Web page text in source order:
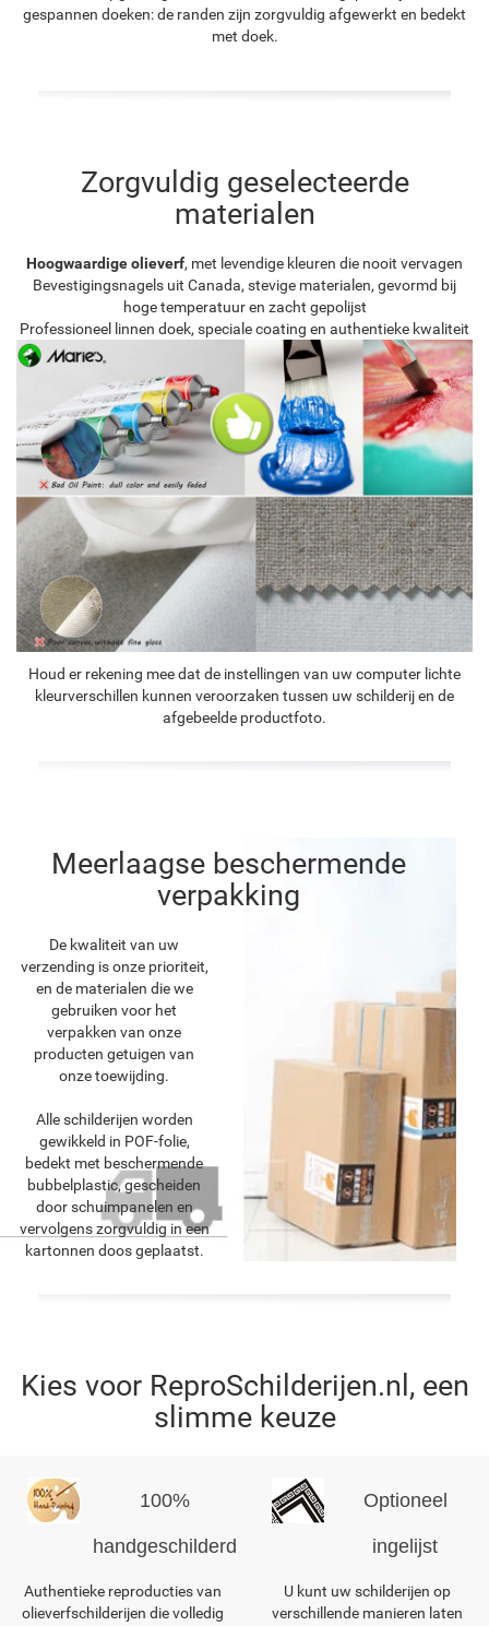
gespannen doeken: de randen zijn zorgvuldig afgewerkt en bedekt
met doek.
Zorgvuldig geselecteerde
materialen
Hoogwaardige olieverf, met levendige kleuren die nooit vervagen
Bevestigingsnagels uit Canada, stevige materialen, gevormd bij
hoge temperatuur en zacht gepolijst
Professioneel linnen doek, speciale coating en authentieke kwaliteit
Houd er rekening mee dat de instellingen van uw computer lichte
kleurverschillen kunnen veroorzaken tussen uw schilderij en de
afgebeelde productfoto.
Meerlaagse beschermende
verpakking
De kwaliteit van uw
verzending is onze prioriteit,
en de materialen die we
gebruiken voor het
verpakken van onze
producten getuigen van
onze toewijding.
Alle schilderijen worden
gewikkeld in POF-folie,
bedekt met beschermende
bubbelplastic, gescheiden
door schuimpanelen en
vervolgens zorgvuldig in een
kartonnen doos geplaatst.
Kies voor ReproSchilderijen.nl, een
slimme keuze
100%
handgeschilderd
Authentieke reproducties van
olieverfschilderijen die volledig
Optioneel
ingelijst
U kunt uw schilderijen op
verschillende manieren laten